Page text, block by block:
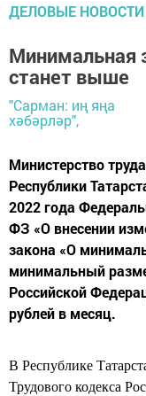
ДЕЛОВЫЕ НОВОСТИ
Минимальная
станет выше
"Сарман: иң яңа
хәбәрләр",
Министерство
Республики
2022 года
ФЗ «О внесении
закона «О
минимальный
Российской
рублей в месяц.
В Республике
Трудового кодекса